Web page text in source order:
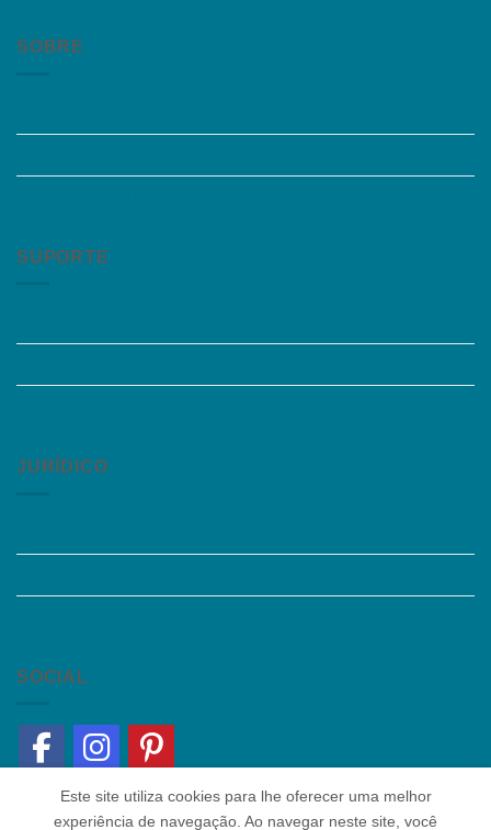
SOBRE
SUPORTE
JURÍDICO
SOCIAL
Este site utiliza cookies para lhe oferecer uma melhor
experiência de navegação. Ao navegar neste site, você